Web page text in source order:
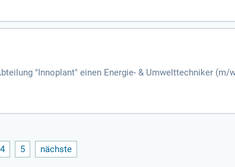
unseres sympathischen Prozessteams am
und arbeiten an technischen Lösungen.
"Innoplant" einen Energie- & Umwelttechniker (m/
4 5 nächste